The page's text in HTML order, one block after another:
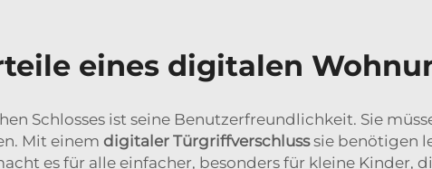
eines digitalen
Schlosses ist seine Benutzerfreundlichkeit. Sie
Mit einem digitaler Türgriffverschlusssie benötigen
es für alle einfacher, besonders für kleine Kinder,